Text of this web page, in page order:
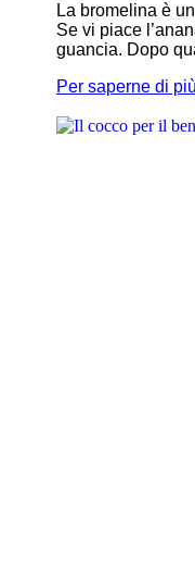
La bromelina è
Se vi piace
guancia. Dopo
Per saperne di